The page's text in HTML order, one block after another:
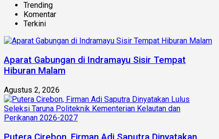
Trending
Komentar
Terkini
Aparat Gabungan di Indramayu Sisir Tempat
Hiburan Malam
Agustus 2, 2026
Putera Cirebon, Firman Adi Saputra Dinyatakan